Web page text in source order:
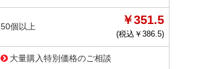
50個以上 ￥351.5
(税込￥ 386.5)
大量購入特別価格のご相談